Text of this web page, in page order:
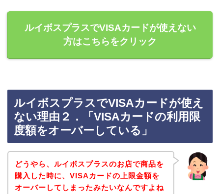
ルイボスプラスでVISAカードが使えない
方はこちらをクリック
ルイボスプラスでVISAカードが使え
ない理由２．「VISAカードの利用限
度額をオーバーしている」
どうやら、ルイボスプラスのお店で商品を
購入した時に、VISAカードの上限金額を
オーバーしてしまったみたいなんですよね